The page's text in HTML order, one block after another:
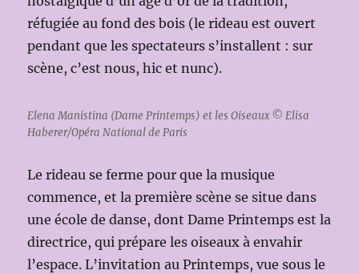
réfugiée au fond des bois (le rideau est ouvert
pendant que les spectateurs s’installent : sur
scène, c’est nous, hic et nunc).
Elena Manistina (Dame Printemps) et les Oiseaux © Elisa
Haberer/Opéra National de Paris
Le rideau se ferme pour que la musique
commence, et la première scène se situe dans
une école de danse, dont Dame Printemps est la
directrice, qui prépare les oiseaux à envahir
l’espace. L’invitation au Printemps, vue sous le